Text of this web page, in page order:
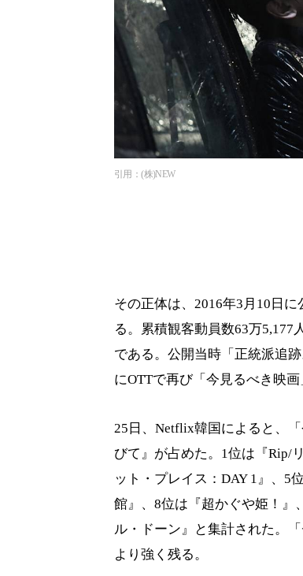
引用：(株)NEW
その正体は、2016年3月10日
る。累積観客動員数63万5,177
である。公開当時「正統派追
にOTTで再び「今見るべき映
25日、Netflix韓国によると、
びて』が占めた。1位は『Rip/
ット・プレイス：DAY 1』、5
館』、8位は『超かぐや姫！』
ル・ドーン』と集計された。
より強く残る。